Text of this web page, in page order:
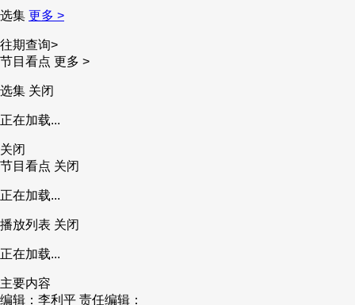
大国智造
CCTV.节目官网
选集 更多 >
往期查询>
节目看点 更多 >
选集 关闭
正在加载...
关闭
节目看点 关闭
正在加载...
播放列表 关闭
正在加载...
主要内容
编辑：李利平 责任编辑：